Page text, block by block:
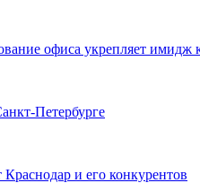
офиса укрепляет
Петербурге
и его конкурентов